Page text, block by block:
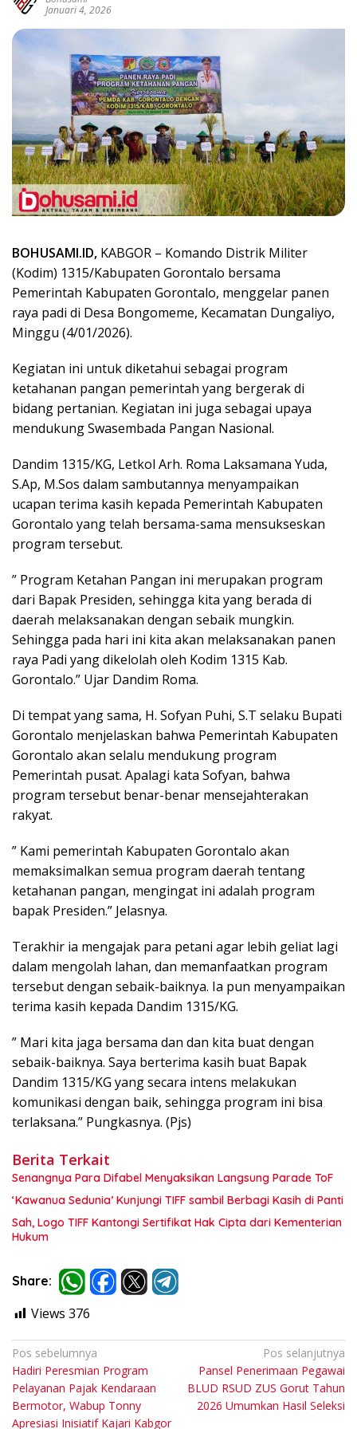
Januari 4, 2026
BOHUSAMI.ID, KABGOR – Komando Distrik Militer
(Kodim) 1315/Kabupaten Gorontalo bersama
Pemerintah Kabupaten Gorontalo, menggelar panen
raya padi di Desa Bongomeme, Kecamatan Dungaliyo,
Minggu (4/01/2026).
Kegiatan ini untuk diketahui sebagai program
ketahanan pangan pemerintah yang bergerak di
bidang pertanian. Kegiatan ini juga sebagai upaya
mendukung Swasembada Pangan Nasional.
Dandim 1315/KG, Letkol Arh. Roma Laksamana Yuda,
S.Ap, M.Sos dalam sambutannya menyampaikan
ucapan terima kasih kepada Pemerintah Kabupaten
Gorontalo yang telah bersama-sama mensukseskan
program tersebut.
” Program Ketahan Pangan ini merupakan program
dari Bapak Presiden, sehingga kita yang berada di
daerah melaksanakan dengan sebaik mungkin.
Sehingga pada hari ini kita akan melaksanakan panen
raya Padi yang dikelolah oleh Kodim 1315 Kab.
Gorontalo.” Ujar Dandim Roma.
Di tempat yang sama, H. Sofyan Puhi, S.T selaku Bupati
Gorontalo menjelaskan bahwa Pemerintah Kabupaten
Gorontalo akan selalu mendukung program
Pemerintah pusat. Apalagi kata Sofyan, bahwa
program tersebut benar-benar mensejahterakan
rakyat.
” Kami pemerintah Kabupaten Gorontalo akan
memaksimalkan semua program daerah tentang
ketahanan pangan, mengingat ini adalah program
bapak Presiden.” Jelasnya.
Terakhir ia mengajak para petani agar lebih geliat lagi
dalam mengolah lahan, dan memanfaatkan program
tersebut dengan sebaik-baiknya. Ia pun menyampaikan
terima kasih kepada Dandim 1315/KG.
” Mari kita jaga bersama dan dan kita buat dengan
sebaik-baiknya. Saya berterima kasih buat Bapak
Dandim 1315/KG yang secara intens melakukan
komunikasi dengan baik, sehingga program ini bisa
terlaksana.” Pungkasnya. (Pjs)
Berita Terkait
Senangnya Para Difabel Menyaksikan Langsung Parade ToF
‘Kawanua Sedunia’ Kunjungi TIFF sambil Berbagi Kasih di Panti
Sah, Logo TIFF Kantongi Sertifikat Hak Cipta dari Kementerian
Hukum
Share:
Views 376
Navigasi
pos
Pos sebelumnya
Hadiri Peresmian Program
Pelayanan Pajak Kendaraan
Bermotor, Wabup Tonny
Apresiasi Inisiatif Kajari Kabgor
Pos selanjutnya
Pansel Penerimaan Pegawai
BLUD RSUD ZUS Gorut Tahun
2026 Umumkan Hasil Seleksi